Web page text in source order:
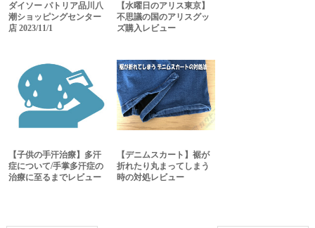
ダイソー パトリア品川八
潮ショッピングセンター
店 2023/11/1
【水曜日のアリス東京】
不思議の国のアリスグッ
ズ購入レビュー
【子供の手汗治療】多汗
症について/手掌多汗症の
治療に至るまでレビュー
【デニムスカート】裾が
折れたり丸まってしまう
時の対処レビュー